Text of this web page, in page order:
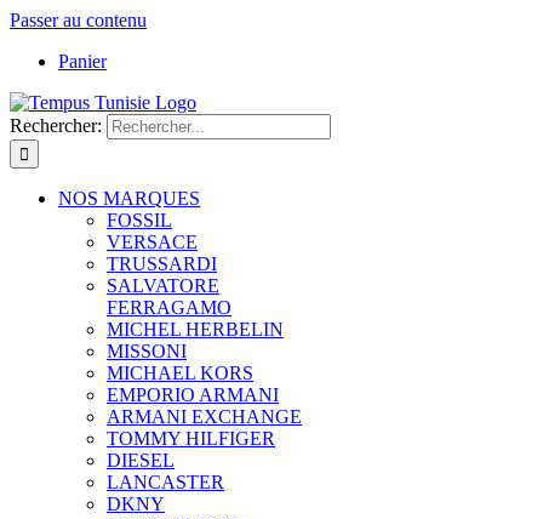
Passer au contenu
Panier
Rechercher:
NOS MARQUES
FOSSIL
VERSACE
TRUSSARDI
SALVATORE
FERRAGAMO
MICHEL HERBELIN
MISSONI
MICHAEL KORS
EMPORIO ARMANI
ARMANI EXCHANGE
TOMMY HILFIGER
DIESEL
LANCASTER
DKNY